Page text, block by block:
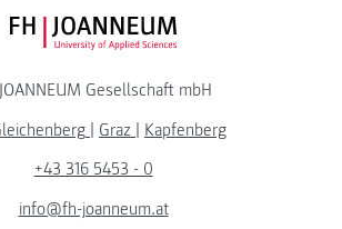
FH JOANNEUM Logo
Gesellschaft mbH
| Graz | Kapfenberg
+43 316 5453 - 0
info@fh-joanneum.at